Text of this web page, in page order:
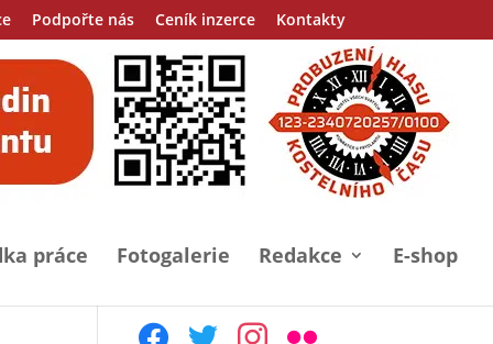
Podpořte nás Ceník inzerce Kontakty
práce Fotogalerie Redakce E-shop
facebooktwitter instagram
flickr